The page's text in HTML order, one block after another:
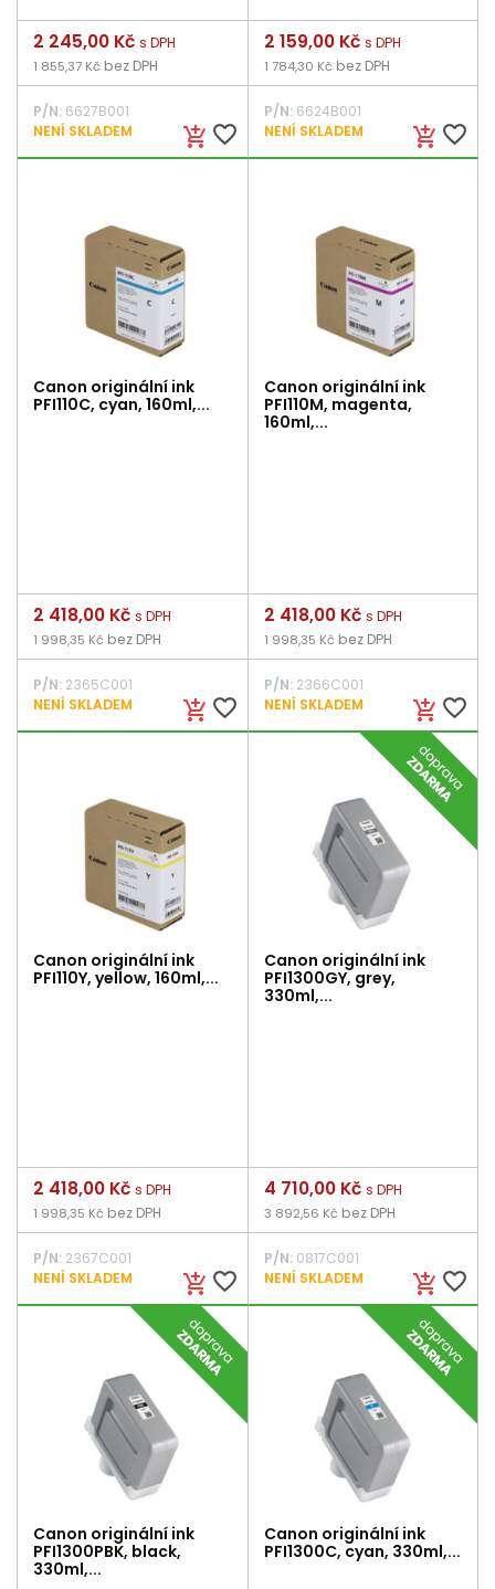
add_shopping_cart favorite_border
Cena
2 245,00 Kč s DPH
1 855,37 Kč bez DPH
P/N: 6627B001
NENÍ SKLADEM
add_shopping_cart favorite_border
Cena
2 159,00 Kč s DPH
1 784,30 Kč bez DPH
P/N:6624B001
NENÍ SKLADEM
Canon originální ink
PFI110C, cyan, 160ml,...
add_shopping_cart favorite_border
Cena
2 418,00 Kč s DPH
1 998,35 Kč bez DPH
P/N: 2365C001
NENÍ SKLADEM
Canon originální ink
PFI110M, magenta,
160ml,...
add_shopping_cart favorite_border
Cena
2 418,00 Kč s DPH
1 998,35 Kč bez DPH
P/N:2366C001
NENÍ SKLADEM
Canon originální ink
PFI110Y, yellow, 160ml,...
add_shopping_cart favorite_border
Cena
2 418,00 Kč s DPH
1 998,35 Kč bez DPH
P/N: 2367C001
NENÍ SKLADEM
Canon originální ink
PFI1300GY, grey,
330ml,...
add_shopping_cart favorite_border
Cena
4 710,00 Kč s DPH
3 892,56 Kč bez DPH
P/N:0817C001
NENÍ SKLADEM
Canon originální ink
PFI1300PBK, black,
330ml,...
Canon originální ink
PFI1300C, cyan, 330ml,...